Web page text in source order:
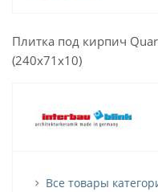
Плитка под кирпич
(240х71х10)
Все товары